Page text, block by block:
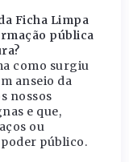
Ficha Limpa
pública
como surgiu
anseio da
nossos
e que,
ou
público.